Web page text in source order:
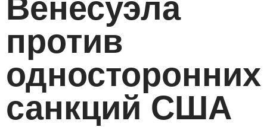
Венесуэла
против
односторонних
санкций США